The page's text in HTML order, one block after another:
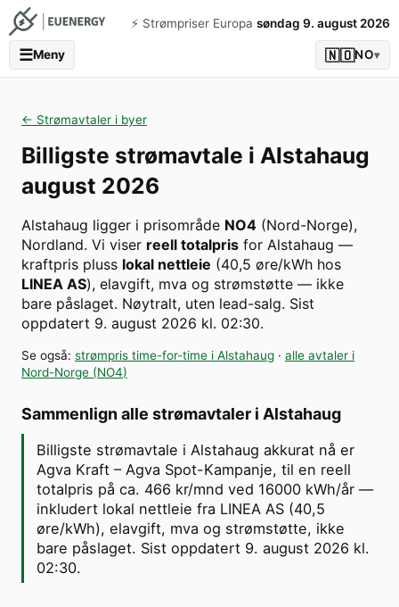
⚡️ Strømpriser Europa søndag 9. august 2026
☰Meny 🇳🇴NO▾
← Strømavtaler i byer
Billigste strømavtale i Alstahaug
august 2026
Alstahaug ligger i prisområde NO4 (Nord-Norge),
Nordland. Vi viser reell totalpris for Alstahaug —
kraftpris pluss lokal nettleie (40,5 øre/kWh hos
LINEA AS), elavgift, mva og strømstøtte — ikke
bare påslaget. Nøytralt, uten lead-salg. Sist
oppdatert 9. august 2026 kl. 02:30.
Se også: strømpris time-for-time i Alstahaug · alle avtaler i
Nord-Norge (NO4)
Sammenlign alle strømavtaler i Alstahaug
Billigste strømavtale i Alstahaug akkurat nå er
Agva Kraft – Agva Spot-Kampanje, til en reell
totalpris på ca. 466 kr/mnd ved 16000 kWh/år —
inkludert lokal nettleie fra LINEA AS (40,5
øre/kWh), elavgift, mva og strømstøtte, ikke
bare påslaget. Sist oppdatert 9. august 2026 kl.
02:30.